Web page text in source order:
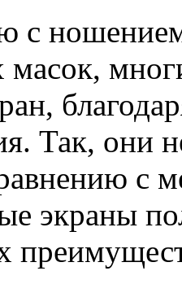
с
Так, они
с
экраны